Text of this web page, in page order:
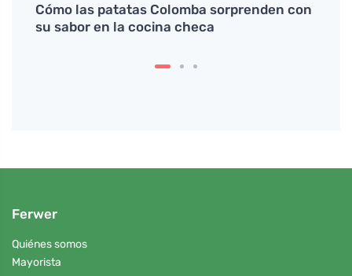
Cómo las patatas Colomba sorprenden con
su sabor en la cocina checa
Ferwer
Quiénes somos
Mayorista